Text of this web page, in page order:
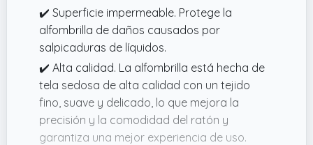
✔️ Superficie impermeable. Protege la
alfombrilla de daños causados ​​por
salpicaduras de líquidos.
✔️ Alta calidad. La alfombrilla está hecha de
tela sedosa de alta calidad con un tejido
fino, suave y delicado, lo que mejora la
precisión y la comodidad del ratón y
garantiza una mejor experiencia de uso.